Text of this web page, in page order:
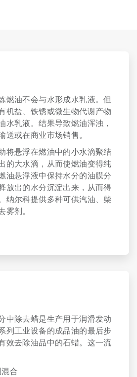
燃油不会与水形成水乳液。但
机盐、铁锈或微生物代谢产物
水乳液。结果导致燃油浑浊，
送或在商业市场销售。
将悬浮在燃油中的小水滴聚结
的大水滴，从而使燃油变得纯
油悬浮液中保持水分的油膜分
放出的水分沉淀出来，从而得
纳尔科提供多种可供汽油、柴
雾剂。
中除去蜡是生产用于润滑发动
列工业设备的成品油的最后步
效去除油品中的石蜡。这一流
合